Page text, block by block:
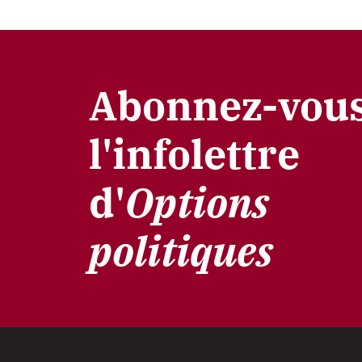
Abonnez-
l'infolettre
d'Options
politiques